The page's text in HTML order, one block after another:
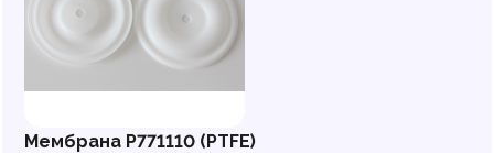
Мембрана P771110 (PTFE)